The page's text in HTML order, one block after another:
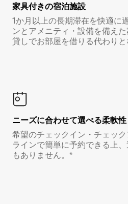
家具付き⁠の宿⁠泊⁠施⁠設
1か月以上の長期滞在を快適に
ンとアメニティ・設備を備え
貸しでお部屋を借りる代わりと
ニーズに合わせて選べる柔軟性
希望のチェックイン・チェッ
ラインで簡単に予約できる上
もありません。*